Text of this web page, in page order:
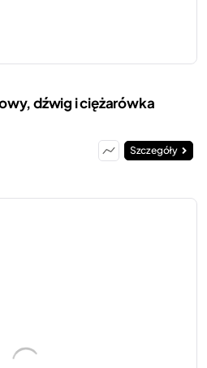
dźwig i ciężarówka
Szczegóły